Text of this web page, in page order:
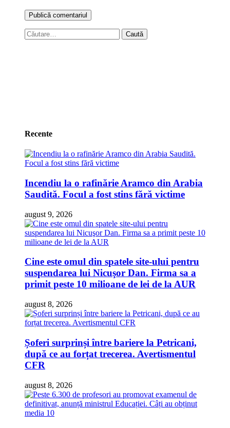
Caută
după:
Recente
Incendiu la o rafinărie Aramco din Arabia
Saudită. Focul a fost stins fără victime
august 9, 2026
Cine este omul din spatele site-ului pentru
suspendarea lui Nicuşor Dan. Firma sa a
primit peste 10 milioane de lei de la AUR
august 8, 2026
Șoferi surprinși între bariere la Petricani,
după ce au forțat trecerea. Avertismentul
CFR
august 8, 2026